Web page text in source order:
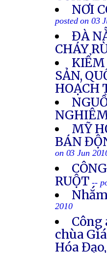
NƠI
posted on 03
ĐÀ
CHÁY
KIỂM
SẢN,
HOẠCH
MỸ
BÁN
on 03 Jun
RUỘT --
2010
Công
chùa
Hóa